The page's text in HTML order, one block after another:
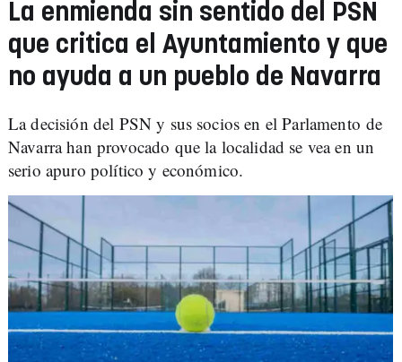
La enmienda sin sentido del PSN
que critica el Ayuntamiento y que
no ayuda a un pueblo de Navarra
La decisión del PSN y sus socios en el Parlamento de
Navarra han provocado que la localidad se vea en un
serio apuro político y económico.